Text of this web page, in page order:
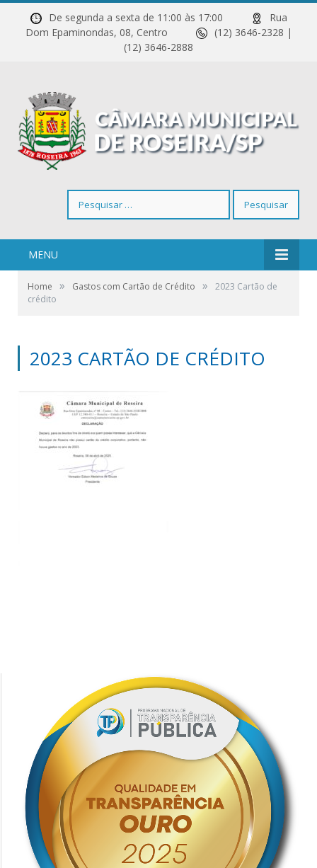
De segunda a sexta de 11:00 às 17:00
Rua
Dom Epaminondas, 08, Centro
(12) 3646-2328 |
(12) 3646-2888
por:
MENU
Home » Gastos com Cartão de Crédito »
2023 Cartão de
crédito
2023 CARTÃO DE CRÉDITO